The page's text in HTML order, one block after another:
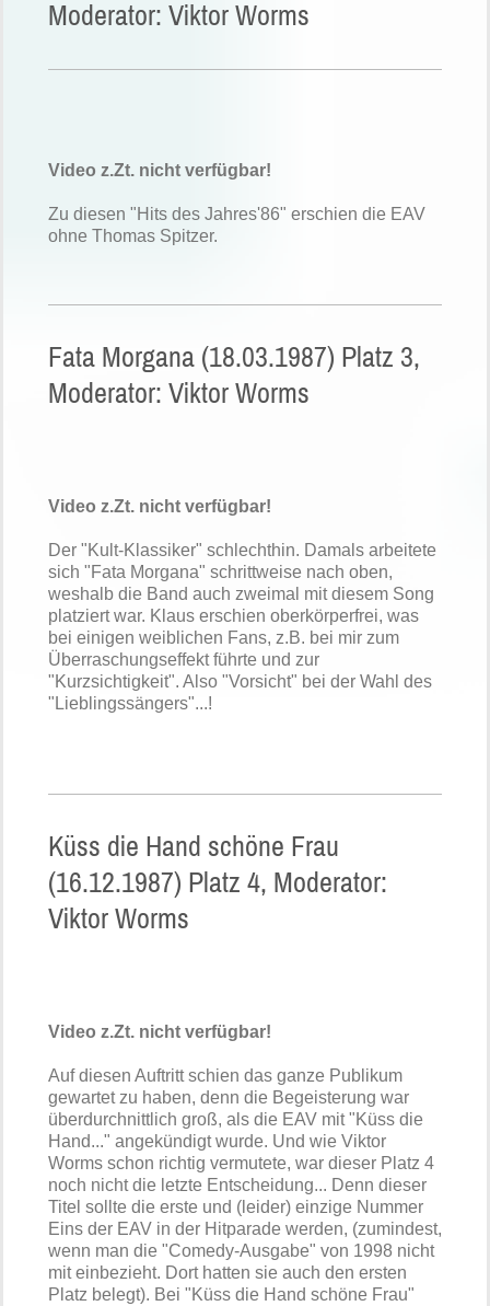
Moderator: Viktor Worms
Video z.Zt. nicht verfügbar!
Zu diesen "Hits des Jahres'86" erschien die EAV
ohne Thomas Spitzer.
Fata Morgana (18.03.1987) Platz 3,
Moderator: Viktor Worms
Video z.Zt. nicht verfügbar!
Der "Kult-Klassiker" schlechthin. Damals arbeitete
sich "Fata Morgana" schrittweise nach oben,
weshalb die Band auch zweimal mit diesem Song
platziert war. Klaus erschien oberkörperfrei, was
bei einigen weiblichen Fans, z.B. bei mir zum
Überraschungseffekt führte und zur
"Kurzsichtigkeit". Also "Vorsicht" bei der Wahl des
"Lieblingssängers"...!
Küss die Hand schöne Frau
(16.12.1987) Platz 4, Moderator:
Viktor Worms
Video z.Zt. nicht verfügbar!
Auf diesen Auftritt schien das ganze Publikum
gewartet zu haben, denn die Begeisterung war
überdurchnittlich groß, als die EAV mit "Küss die
Hand..." angekündigt wurde. Und wie Viktor
Worms schon richtig vermutete, war dieser Platz 4
noch nicht die letzte Entscheidung... Denn dieser
Titel sollte die erste und (leider) einzige Nummer
Eins der EAV in der Hitparade werden, (zumindest,
wenn man die "Comedy-Ausgabe" von 1998 nicht
mit einbezieht. Dort hatten sie auch den ersten
Platz belegt). Bei "Küss die Hand schöne Frau"